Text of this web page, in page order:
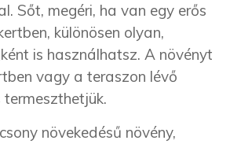
Sőt, megéri, ha van egy erős
különösen olyan,
is használhatsz. A növényt
vagy a teraszon lévő
termeszthetjük.
növekedésű növény,